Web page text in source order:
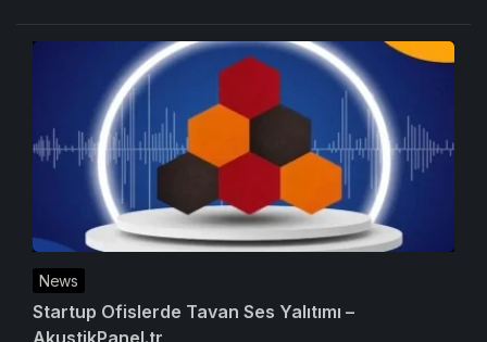
News
Startup Ofislerde Tavan Ses Yalıtımı –
AkustikPanel.tr